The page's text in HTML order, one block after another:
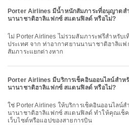
Porter Airlines มีน้ำหนักสัมภาระที่อนุญาตส
นานาชาติฮาลิแฟกซ์ สแตนฟิลด์ หรือไม่?
ไม่ Porter Airlines ไม่รวมสัมภาระฟรีสำหรับเที่ยวบิน ภายในประเทศ & ระหว่าง
ประเทศ จาก ท่าอากาศยานนานาชาติฮาลิแ
สัมภาระแยกต่างหาก
Porter Airlines มีบริการเช็คอินออนไลน์สำห
นานาชาติฮาลิแฟกซ์ สแตนฟิลด์ หรือไม่?
ใช่ Porter Airlines ให้บริการเช็คอินออนไลน์สำหรับเที่ยวบินจาก ท่าอากาศยาน
นานาชาติฮาลิแฟกซ์ สแตนฟิลด์ ทำให้คุณเช็ค
เว็บไซต์หรือแอปของสายการบิน